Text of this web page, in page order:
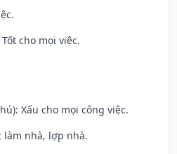
cho mọi việc.
Xấu cho mọi công việc.
làm nhà, lợp nhà.